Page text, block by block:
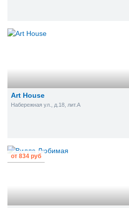
Art House
Набережная ул., д.18, лит.А
от 834 руб